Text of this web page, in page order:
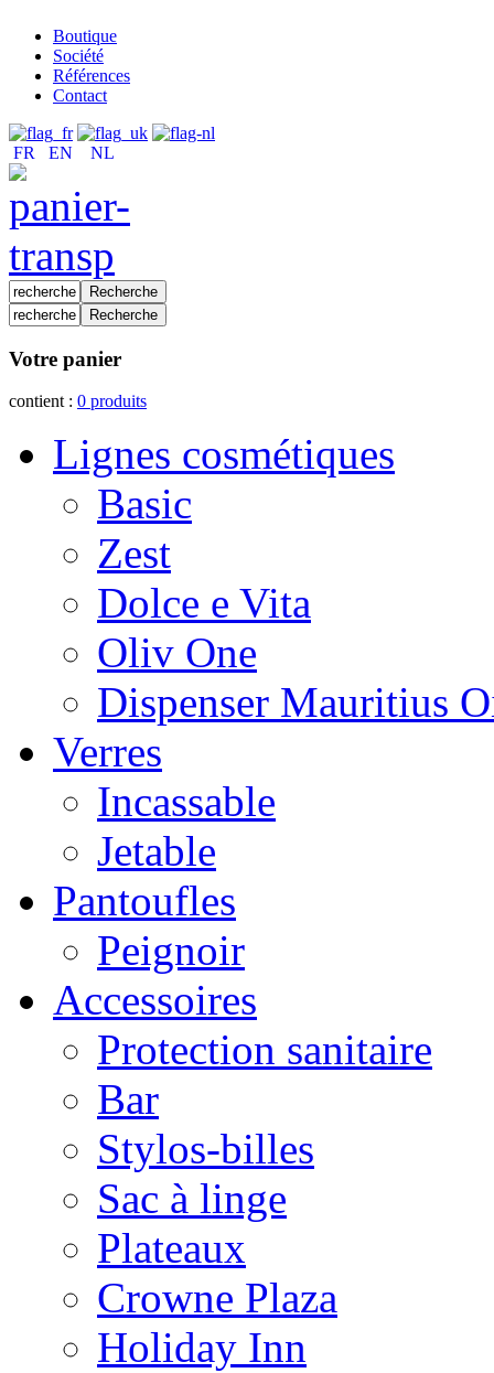
Boutique
Société
Références
Contact
FR EN NL
Votre panier
contient : 0 produits
Lignes cosmétiques
Basic
Zest
Dolce e Vita
Oliv One
Dispenser Mauritius
Verres
Incassable
Jetable
Pantoufles
Peignoir
Accessoires
Protection sanitaire
Bar
Stylos-billes
Sac à linge
Plateaux
Crowne Plaza
Holiday Inn